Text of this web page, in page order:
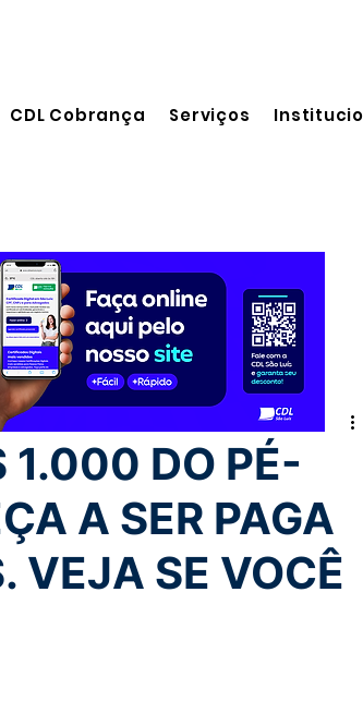
CDL Cobrança Serviços
1.000 DO PÉ-
A SER PAGA
VEJA SE VOCÊ